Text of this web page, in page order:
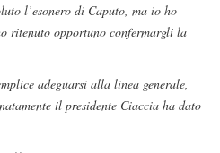
l’esonero di Caputo, ma io ho
ritenuto opportuno confermargli la
adeguarsi alla linea generale,
il presidente Ciaccia ha dato